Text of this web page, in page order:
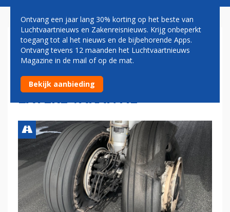
LEKKE BANDEN LUFTHANSA-
TOESTEL BEZORGEN
HONDERDEN NEDERLANDERS
LATERE VAKANTIE
Ontvang een jaar lang 30% korting op het beste van
Luchtvaartnieuws en Zakenreisnieuws. Krijg onbeperkt
toegang tot al het nieuws en de bijbehorende Apps.
Ontvang tevens 12 maanden het Luchtvaartnieuws
Magazine in de mail of op de mat.
Bekijk aanbieding